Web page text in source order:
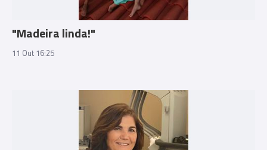
"Madeira linda!"
11 Out 16:25